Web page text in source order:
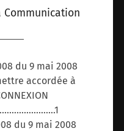
du 9 mai 2008
accordée à
du 9 mai 2008